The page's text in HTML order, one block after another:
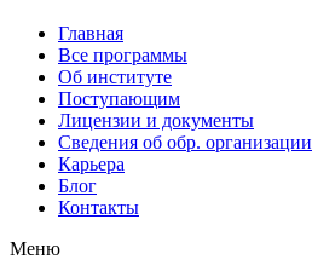
Главная
Все программы
Об институте
Поступающим
Лицензии и документы
Сведения об обр. организации
Карьера
Блог
Контакты
Меню